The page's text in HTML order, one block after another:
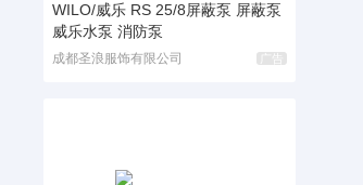
WILO/威乐 RS 25/8屏蔽泵 屏蔽泵
威乐水泵 消防泵
成都圣浪服饰有限公司 广告